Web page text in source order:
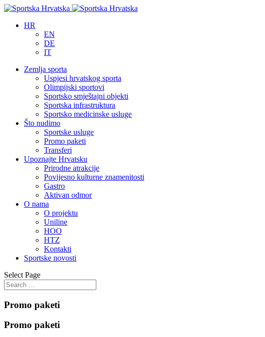
HR
EN
DE
IT
Zemlja sporta
Uspjesi hrvatskog sporta
Olimpijski sportovi
Sportsko smještajni objekti
Sportska infrastruktura
Sportsko medicinske usluge
Što nudimo
Sportske usluge
Promo paketi
Transferi
Upoznajte Hrvatsku
Prirodne atrakcije
Povijesno kulturne znamenitosti
Gastro
Aktivan odmor
O nama
O projektu
Uniline
HOO
HTZ
Kontakti
Sportske novosti
Select Page
Promo paketi
Promo paketi